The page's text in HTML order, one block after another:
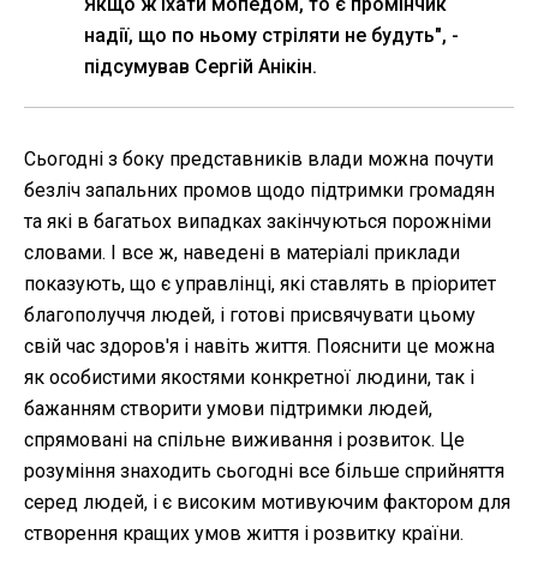
надії, що по ньому стріляти не будуть", -
підсумував Сергій Анікін.
Сьогодні з боку представників влади можна почути
безліч запальних промов щодо підтримки громадян
та які в багатьох випадках закінчуються порожніми
словами. І все ж, наведені в матеріалі приклади
показують, що є управлінці, які ставлять в пріоритет
благополуччя людей, і готові присвячувати цьому
свій час здоров'я і навіть життя. Пояснити це можна
як особистими якостями конкретної людини, так і
бажанням створити умови підтримки людей,
спрямовані на спільне виживання і розвиток. Це
розуміння знаходить сьогодні все більше сприйняття
серед людей, і є високим мотивуючим фактором для
створення кращих умов життя і розвитку країни.